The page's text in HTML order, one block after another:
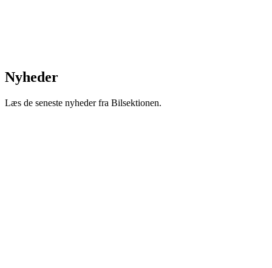
Nyheder
Læs de seneste nyheder fra Bilsektionen.